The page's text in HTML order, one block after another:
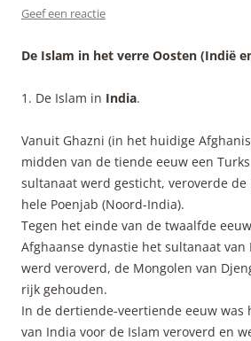
Geef een reactie
De Islam in het verre Oosten (Indië
1. De Islam in India.
Vanuit Ghazni (in het huidige
midden van de tiende eeuw een
sultanaat werd gesticht, veroverde
hele Poenjab (Noord-India).
Tegen het einde van de twaalfde
Afghaanse dynastie het sultanaat van
werd veroverd, de Mongolen van
rijk gehouden.
In de dertiende-veertiende eeuw was
van India voor de Islam veroverd en